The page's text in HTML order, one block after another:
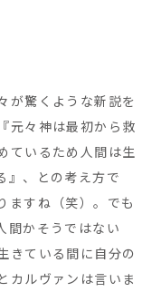
が驚くような新説を
元々神は最初から救
ているため人間は生
』、との考え方で
ますね（笑）。でも
間かそうではない
きている間に自分の
カルヴァンは言いま